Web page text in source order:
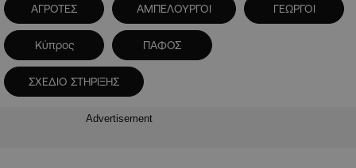
ΑΓΡΟΤΕΣ ΑΜΠΕΛΟΥΡΓΟΙ ΓΕΩΡΓΟΙ
Κύπρος ΠΑΦΟΣ
ΣΧΕΔΙΟ ΣΤΗΡΙΞΗΣ
Advertisement